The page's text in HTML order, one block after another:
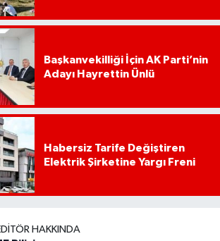
Başkanvekilliği İçin AK Parti’nin
Adayı Hayrettin Ünlü
Habersiz Tarife Değiştiren
Elektrik Şirketine Yargı Freni
HAKKINDA